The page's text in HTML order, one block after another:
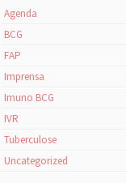
Agenda
BCG
FAP
Imprensa
Imuno BCG
IVR
Tuberculose
Uncategorized